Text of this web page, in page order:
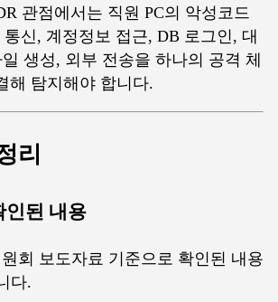
관점에서는 직원 PC의 악성코드
신, 계정정보 접근, DB 로그인, 대
생성, 외부 전송을 하나의 공격 체
해 탐지해야 합니다.
리
인된 내용
회 보도자료 기준으로 확인된 내용
다.